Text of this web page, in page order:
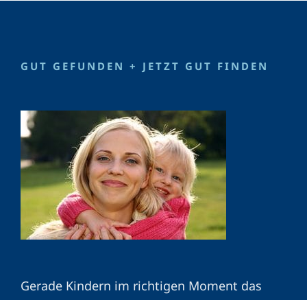
GUT GEFUNDEN + JETZT GUT FINDEN
Gerade Kindern im richtigen Moment das